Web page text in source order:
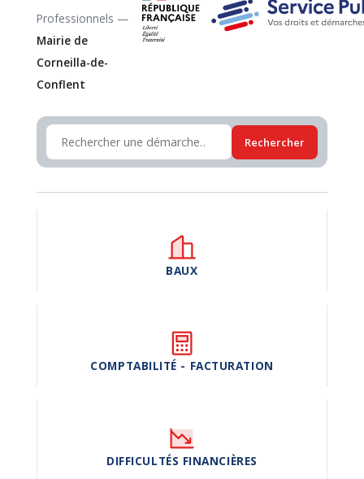
Professionnels —
Mairie de
Corneilla-de-
Conflent
Rechercher
BAUX
COMPTABILITÉ - FACTURATION
DIFFICULTÉS FINANCIÈRES